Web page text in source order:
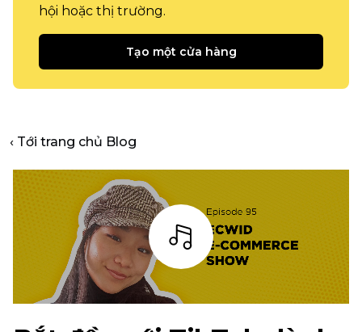
hội hoặc thị trường.
Tạo một cửa hàng
‹ Tới trang chủ Blog
Thanh